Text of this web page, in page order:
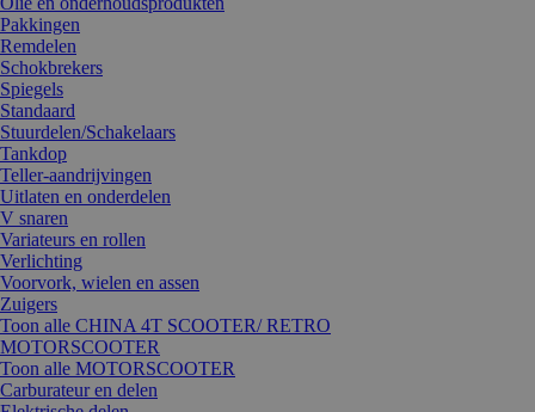
Pakkingen
Remdelen
Schokbrekers
Spiegels
Standaard
Stuurdelen/Schakelaars
Tankdop
Teller-aandrijvingen
Uitlaten en onderdelen
V snaren
Variateurs en rollen
Verlichting
Voorvork, wielen en assen
Zuigers
Toon alle CHINA 4T SCOOTER/ RETRO
MOTORSCOOTER
Toon alle MOTORSCOOTER
Carburateur en delen